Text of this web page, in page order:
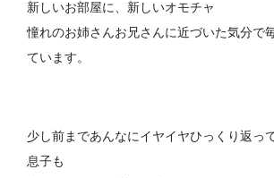
新しいお部屋に、新しいオモチャ
憧れのお姉さんお兄さんに近づいた気分で
ています。
少し前まであんなにイヤイヤひっくり返っ
息子も